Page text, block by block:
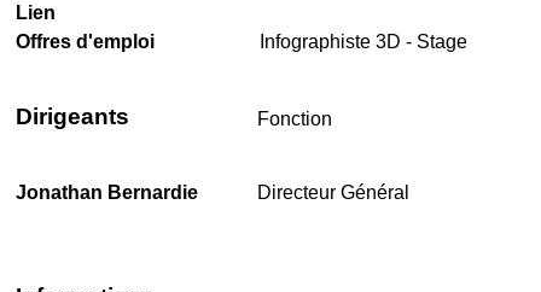
Lien
Offres d'emploi
Infographiste 3D - Stage
Dirigeants Fonction
Jonathan Bernardie Directeur Général